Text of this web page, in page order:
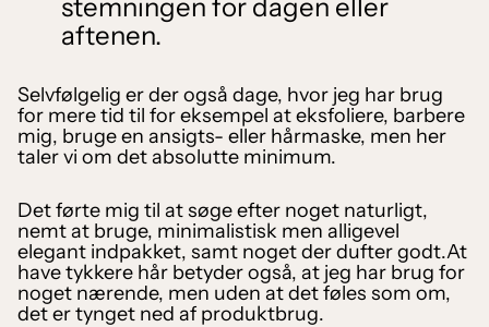
stemningen for dagen eller
aftenen.
Selvfølgelig er der også dage, hvor jeg har brug
for mere tid til for eksempel at eksfoliere, barbere
mig, bruge en ansigts- eller hårmaske, men her
taler vi om det absolutte minimum.
Det førte mig til at søge efter noget naturligt,
nemt at bruge, minimalistisk men alligevel
elegant indpakket, samt noget der dufter godt.At
have tykkere hår betyder også, at jeg har brug for
noget nærende, men uden at det føles som om,
det er tynget ned af produktbrug.